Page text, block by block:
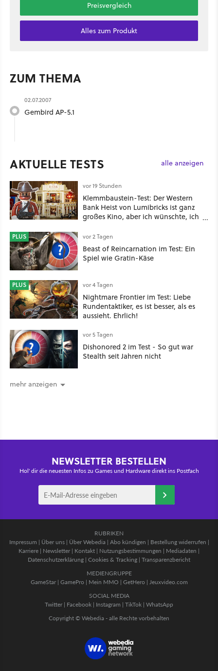
Preisvergleich
Alles zum Produkt
ZUM THEMA
02.07.2007
Gembird AP-5.1
AKTUELLE TESTS alle anzeigen
vor 19 Stunden
Klemmbaustein-Test: Der Western
Bank Heist von Lumibricks ist ganz
großes Kino, aber ich wünschte, ich
gehört
PLUS vor 2 Tagen
Beast of Reincarnation im Test: Ein
Spiel wie Gratin-Käse
PLUS vor 4 Tagen
Nightmare Frontier im Test: Liebe
Rundentaktiker, es ist besser, als es
aussieht. Ehrlich!
vor 5 Tagen
Dishonored 2 im Test - So gut war
Stealth seit Jahren nicht
mehr anzeigen
NEWSLETTER BESTELLEN
Hol' dir die neuesten Infos zu Games und Hardware direkt ins Postfach
RUBRIKEN
Impressum | Über uns| Über Webedia | Abo kündigen | Bestellung widerrufen |
Karriere | Newsletter | Kontakt | Nutzungsbestimmungen | Mediadaten |
Datenschutzerklärung | Cookies & Tracking | Transparenzbericht
MEDIENGRUPPE
GameStar| GamePro | Mein MMO | GetHero | Jeuxvideo.com
SOCIAL MEDIA
Twitter | Facebook | Instagram | TikTok | WhatsApp
Copyright © Webedia - alle Rechte vorbehalten